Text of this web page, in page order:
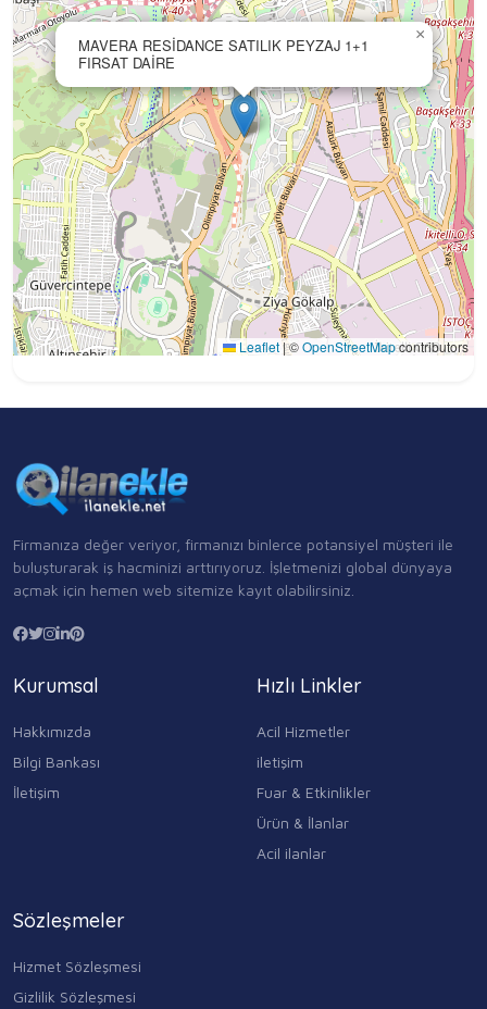
MAVERA RESİDANCE SATILIK PEYZAJ 1+1
FIRSAT DAİRE
×
Leaflet|©OpenStreetMapcontributors
Firmanıza değer veriyor, firmanızı binlerce potansiyel müşteri ile
buluşturarak iş hacminizi arttırıyoruz. İşletmenizi global dünyaya
açmak için hemen web sitemize kayıt olabilirsiniz.
Kurumsal
Hakkımızda
Bilgi Bankası
İletişim
Hızlı Linkler
Acil Hizmetler
iletişim
Fuar & Etkinlikler
Ürün & İlanlar
Acil ilanlar
Sözleşmeler
Hizmet Sözleşmesi
Gizlilik Sözleşmesi